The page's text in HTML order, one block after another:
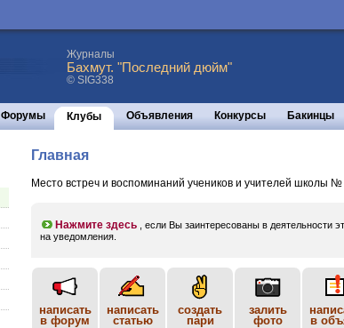
Журналы
Бахмут. "Последний дюйм"
© SIG338
Форумы Клубы Объявления Конкурсы Бакинцы
Главная
Место встреч и воспоминаний учеников и учителей школы №
Нажмите здесь , если Вы заинтересованы в деятельности
на уведомления.
написать
в форум
написать
статью
создать
пари
залить
фото
в